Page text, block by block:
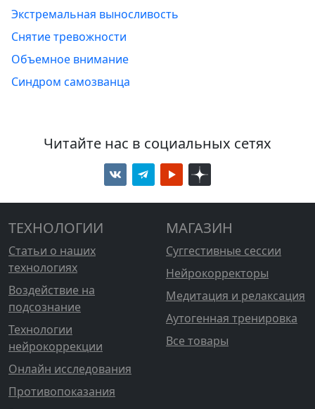
Экстремальная выносливость
Снятие тревожности
Объемное внимание
Синдром самозванца
Читайте нас в социальных сетях
ТЕХНОЛОГИИ
Статьи о наших
технологиях
Воздействие на
подсознание
Технологии
нейрокоррекции
Онлайн исследования
Противопоказания
МАГАЗИН
Суггестивные сессии
Нейрокорректоры
Медитация и релаксация
Аутогенная тренировка
Все товары